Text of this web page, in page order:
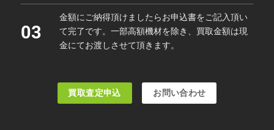
03
金額にご納得頂けましたらお申込書をご記入頂い
て完了です。一部高額機材を除き、買取金額は現
金にてお渡しさせて頂きます。
買取査定申込 お問い合わせ